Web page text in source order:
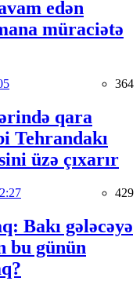
edən
müraciətə
364
qara
Tehrandakı
üzə çıxarır
429
Bakı gələcəyə
bu günün